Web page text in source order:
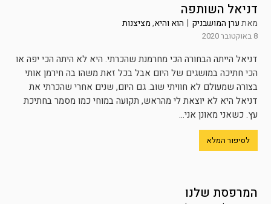
דניאל השותפה
מאתערן המושבניק | הוא והיא,מציצנות
8 באוקטובר 2020
דניאל הייתה הבחורה הכי מחרמנת שהכרתי. היא לא היתה הכי יפה או
הכי חתיכה במושגים של היום אבל בכל זאת משהו בה חירמן אותי
בצורה שמעולם לא חוויתי שוב. גם היום, שנים אחרי שהכרתי את
דניאל היא לא יוצאת לי מהראש, תקועה במוחי כמו מסמר בחתיכת
עץ. כשאני מאונן אני...
לסיפור המלא
המרפסת שלנו